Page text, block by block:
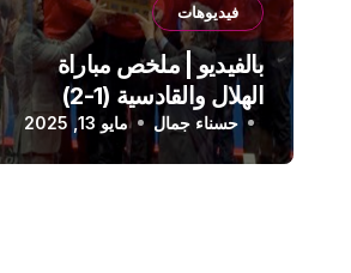
فيديوهات
بالفيديو | ملخص مباراة
الهلال والقادسية (1-2)
الدوري السعودي
حسناء جمال مايو 13, 2025